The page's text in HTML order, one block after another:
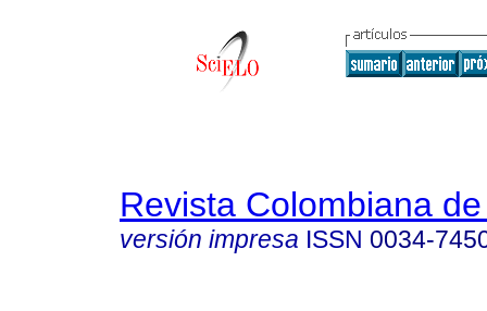
Revista Colombiana
versión impresa ISSN 0034-